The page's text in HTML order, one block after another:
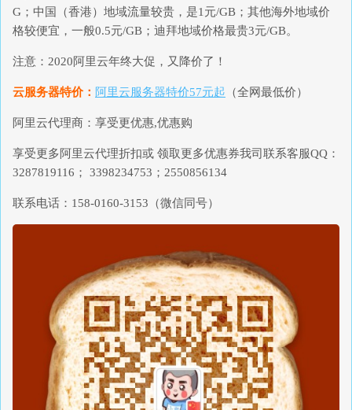
G；中国（香港）地域流量较贵，是1元/GB；其他海外地域价
格较便宜，一般0.5元/GB；迪拜地域价格最贵3元/GB。
注意：2020阿里云年终大促，又降价了！
云服务器特价： 阿里云服务器特价57元起 （全网最低价）
阿里云代理商：享受更优惠,优惠购
享受更多阿里云代理折扣或 领取更多优惠券我司联系客服QQ：
3287819116； 3398234753；2550856134
联系电话：158-0160-3153（微信同号）